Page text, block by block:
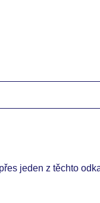
jeden z těchto